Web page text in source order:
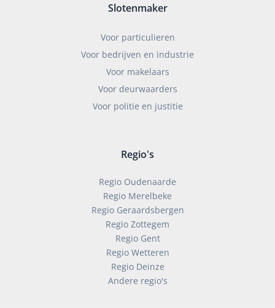
Slotenmaker
Voor particulieren
Voor bedrijven en industrie
Voor makelaars
Voor deurwaarders
Voor politie en justitie
Regio's
Regio Oudenaarde
Regio Merelbeke
Regio Geraardsbergen
Regio Zottegem
Regio Gent
Regio Wetteren
Regio Deinze
Andere regio's